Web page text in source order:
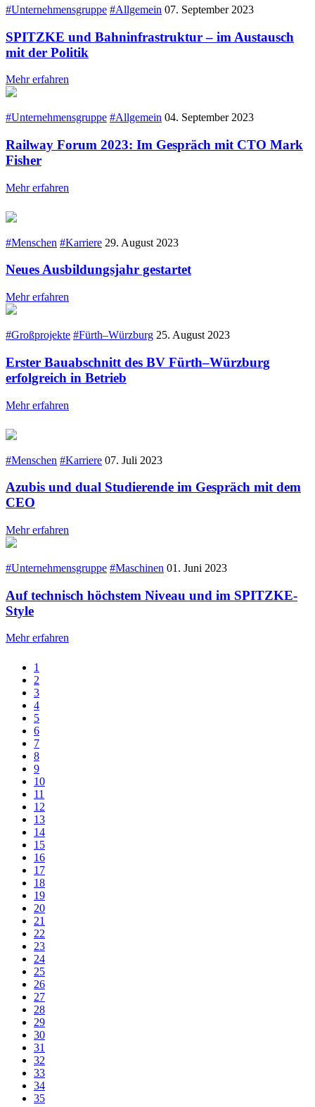
#Unternehmensgruppe #Allgemein 07. September 2023
SPITZKE und Bahninfrastruktur – im Austausch
mit der Politik
Mehr erfahren
#Unternehmensgruppe #Allgemein 04. September 2023
Railway Forum 2023: Im Gespräch mit CTO Mark
Fisher
Mehr erfahren
#Menschen #Karriere 29. August 2023
Neues Ausbildungsjahr gestartet
Mehr erfahren
#Großprojekte #Fürth–Würzburg 25. August 2023
Erster Bauabschnitt des BV Fürth–Würzburg
erfolgreich in Betrieb
Mehr erfahren
#Menschen #Karriere 07. Juli 2023
Azubis und dual Studierende im Gespräch mit dem
CEO
Mehr erfahren
#Unternehmensgruppe #Maschinen 01. Juni 2023
Auf technisch höchstem Niveau und im SPITZKE-
Style
Mehr erfahren
1
2
3
4
5
6
7
8
9
10
11
12
13
14
15
16
17
18
19
20
21
22
23
24
25
26
27
28
29
30
31
32
33
34
35